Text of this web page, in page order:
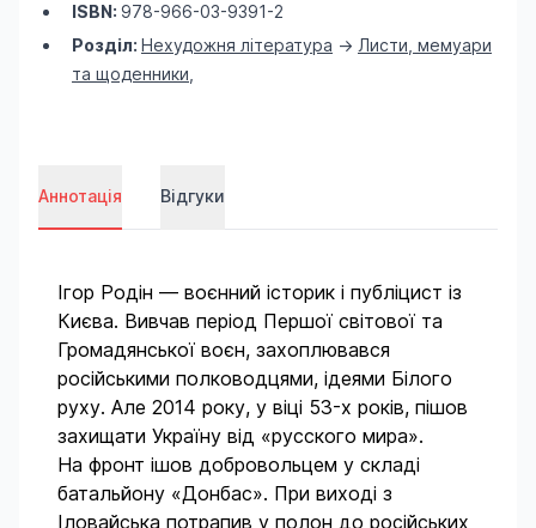
ISBN: 978-966-03-9391-2
Розділ: Нехудожня література -> Листи, мемуари
та щоденники
Аннотація Відгуки
Ігор Родін — воєнний історик і публіцист із
Києва. Вивчав період Першої світової та
Громадянської воєн, захоплювався
російськими полководцями, ідеями Білого
руху. Але 2014 року, у віці 53-х років, пішов
захищати Україну від «русского мира».
На фронт ішов добровольцем у складі
батальйону «Донбас». При виході з
Іловайська потрапив у полон до російських